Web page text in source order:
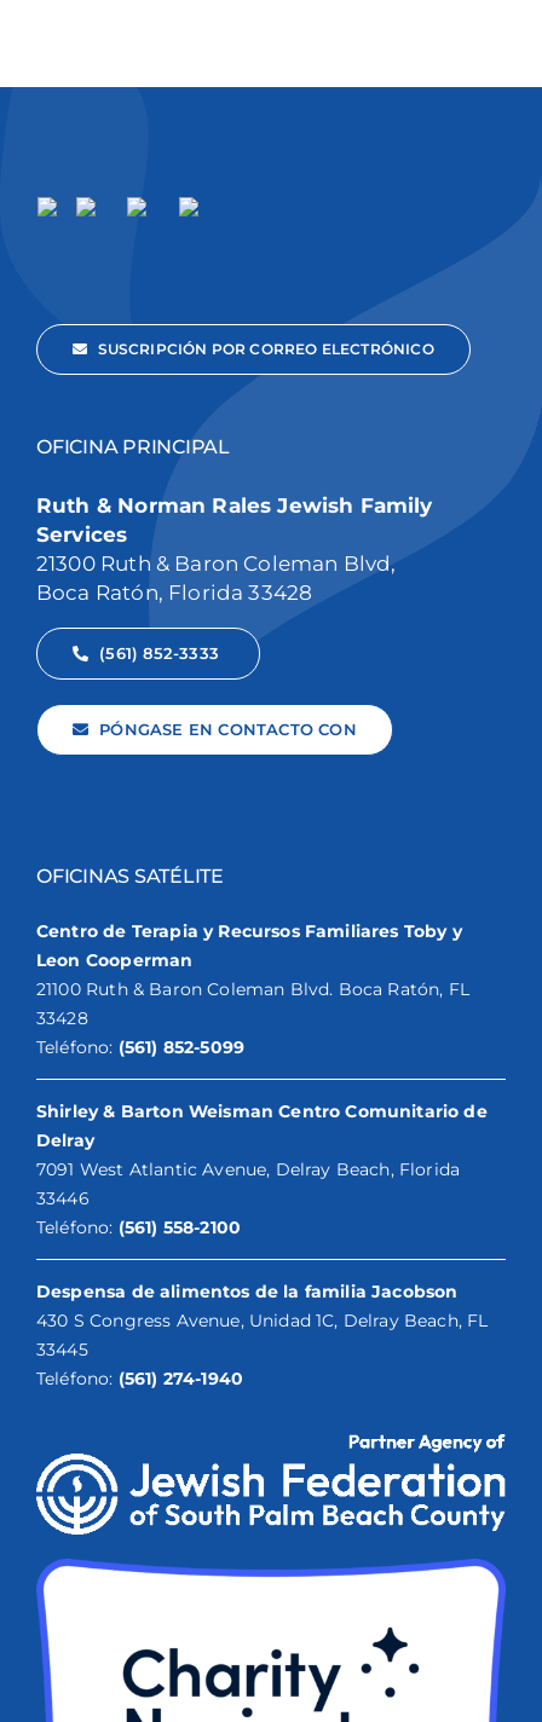
SUSCRIPCIÓN POR CORREO ELECTRÓNICO
OFICINA PRINCIPAL
Ruth & Norman Rales Jewish Family
Services
21300 Ruth & Baron Coleman Blvd,
Boca Ratón, Florida 33428
(561) 852-3333
PÓNGASE EN CONTACTO CON
OFICINAS SATÉLITE
Centro de Terapia y Recursos Familiares Toby y
Leon Cooperman
21100 Ruth & Baron Coleman Blvd. Boca Ratón, FL
33428
Teléfono: (561) 852-5099
Shirley & Barton Weisman Centro Comunitario de
Delray
7091 West Atlantic Avenue, Delray Beach, Florida
33446
Teléfono: (561) 558-2100
Despensa de alimentos de la familia Jacobson
430 S Congress Avenue, Unidad 1C, Delray Beach, FL
33445
Teléfono: (561) 274-1940